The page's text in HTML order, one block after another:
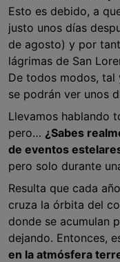
Esto es debido, a
justo unos días
de agosto) y por
lágrimas de San
De todos modos, tal
se podrán ver unos
Llevamos hablando
pero… ¿Sabes
de eventos
pero solo durante
Resulta que cada
cruza la órbita del
donde se acumulan
dejando. Entonces,
en la atmósfera